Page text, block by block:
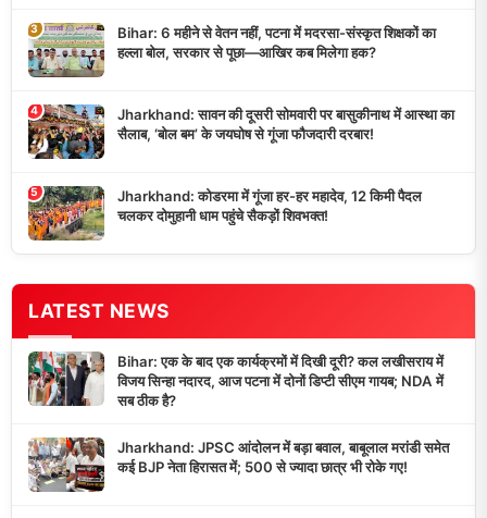
3
Bihar: 6 महीने से वेतन नहीं, पटना में मदरसा-संस्कृत शिक्षकों का
हल्ला बोल, सरकार से पूछा—आखिर कब मिलेगा हक?
4
Jharkhand: सावन की दूसरी सोमवारी पर बासुकीनाथ में आस्था का
सैलाब, ‘बोल बम’ के जयघोष से गूंजा फौजदारी दरबार!
5
Jharkhand: कोडरमा में गूंजा हर-हर महादेव, 12 किमी पैदल
चलकर दोमुहानी धाम पहुंचे सैकड़ों शिवभक्त!
LATEST NEWS
Bihar: एक के बाद एक कार्यक्रमों में दिखी दूरी? कल लखीसराय में
विजय सिन्हा नदारद, आज पटना में दोनों डिप्टी सीएम गायब; NDA में
सब ठीक है?
Jharkhand: JPSC आंदोलन में बड़ा बवाल, बाबूलाल मरांडी समेत
कई BJP नेता हिरासत में; 500 से ज्यादा छात्र भी रोके गए!